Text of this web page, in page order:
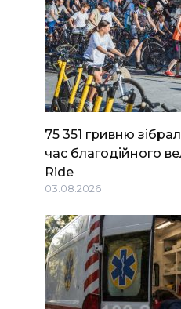
75 351 гривню
час благодійного
Ride
03.08.2026